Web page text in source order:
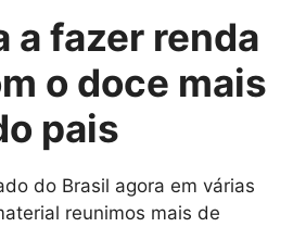
a fazer renda
o doce mais
pais
do Brasil agora em várias
reunimos mais de